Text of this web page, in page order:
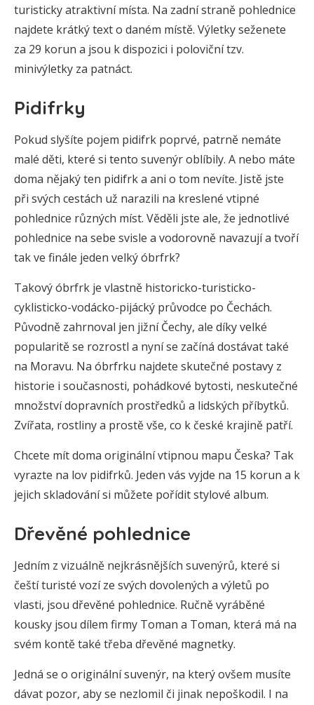
turisticky atraktivní místa. Na zadní straně pohlednice
najdete krátký text o daném místě. Výletky seženete
za 29 korun a jsou k dispozici i poloviční tzv.
minivýletky za patnáct.
Pidifrky
Pokud slyšíte pojem pidifrk poprvé, patrně nemáte
malé děti, které si tento suvenýr oblíbily. A nebo máte
doma nějaký ten pidifrk a ani o tom nevíte. Jistě jste
při svých cestách už narazili na kreslené vtipné
pohlednice různých míst. Věděli jste ale, že jednotlivé
pohlednice na sebe svisle a vodorovně navazují a tvoří
tak ve finále jeden velký óbrfrk?
Takový óbrfrk je vlastně historicko-turisticko-
cyklisticko-vodácko-pijácký průvodce po Čechách.
Původně zahrnoval jen jižní Čechy, ale díky velké
popularitě se rozrostl a nyní se začíná dostávat také
na Moravu. Na óbrfrku najdete skutečné postavy z
historie i současnosti, pohádkové bytosti, neskutečné
množství dopravních prostředků a lidských příbytků.
Zvířata, rostliny a prostě vše, co k české krajině patří.
Chcete mít doma originální vtipnou mapu Česka? Tak
vyrazte na lov pidifrků. Jeden vás vyjde na 15 korun a k
jejich skladování si můžete pořídit stylové album.
Dřevěné pohlednice
Jedním z vizuálně nejkrásnějších suvenýrů, které si
čeští turisté vozí ze svých dovolených a výletů po
vlasti, jsou dřevěné pohlednice. Ručně vyráběné
kousky jsou dílem firmy Toman a Toman, která má na
svém kontě také třeba dřevěné magnetky.
Jedná se o originální suvenýr, na který ovšem musíte
dávat pozor, aby se nezlomil či jinak nepoškodil. I na